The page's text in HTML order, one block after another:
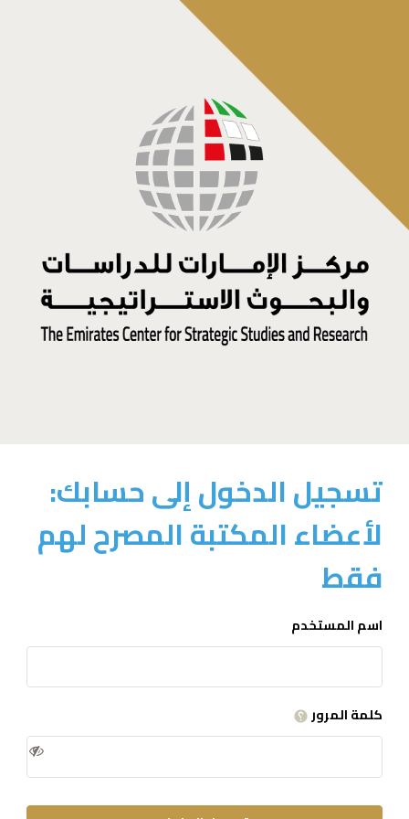
تسجيل الدخول إلى حسابك:
لأعضاء المكتبة المصرح لهم
فقط
اسم المستخدم
كلمة المرور